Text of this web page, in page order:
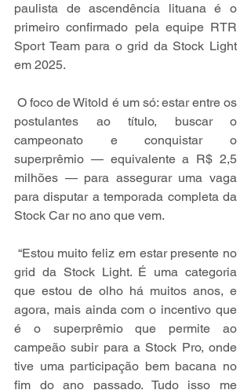
paulista de ascendência lituana é o
primeiro confirmado pela equipe RTR
Sport Team para o grid da Stock Light
em 2025.
O foco de Witold é um só: estar entre os
postulantes ao título, buscar o
campeonato e conquistar o
superprêmio — equivalente a R$ 2,5
milhões — para assegurar uma vaga
para disputar a temporada completa da
Stock Car no ano que vem.
grid da Stock Light. É uma categoria
que estou de olho há muitos anos, e
agora, mais ainda com o incentivo que
é o superprêmio que permite ao
campeão subir para a Stock Pro, onde
tive uma participação bem bacana no
fim do ano passado. Tudo isso me